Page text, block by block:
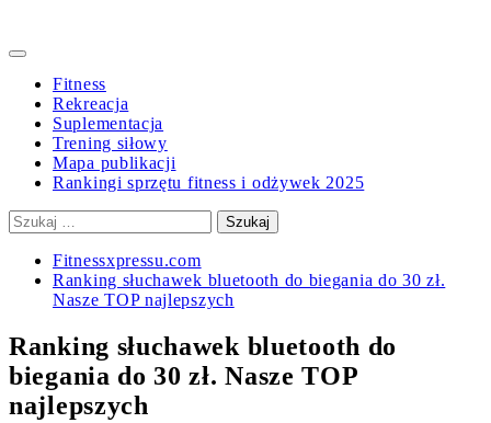
Primary
Fitness
Rekreacja
Suplementacja
Trening siłowy
Mapa publikacji
Rankingi sprzętu fitness i odżywek 2025
Szukaj:
Fitnessxpressu.com
Ranking słuchawek bluetooth do biegania do 30 zł.
Nasze TOP najlepszych
Ranking słuchawek bluetooth do
biegania do 30 zł. Nasze TOP
najlepszych